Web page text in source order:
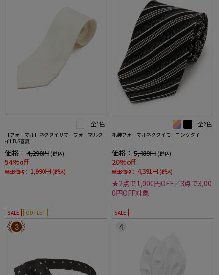
全1色
【フォーマル】ネクタイサマーフォーマルタ
イI.B.S春夏
価格： 4,290円 (税込)
54%off
WEB価格： 1,990円 (税込)
全2色
礼装フォーマルネクタイモーニングタイ
価格： 5,489円 (税込)
20%off
WEB価格： 4,391円 (税込)
★2点で1,000円OFF／3点で3,00
0円OFF対象
SALE OUTLET
3
SALE
4